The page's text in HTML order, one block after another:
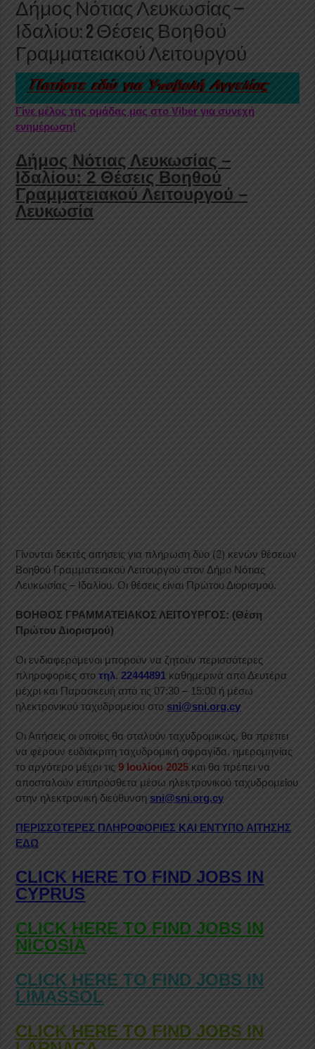
Δήμος Νότιας Λευκωσίας –
Ιδαλίου: 2 Θέσεις Βοηθού
Γραμματειακού Λειτουργού
Γίνε μέλος της ομάδας μας στο Viber για συνεχή
ενημέρωση!
Δήμος Νότιας Λευκωσίας –
Ιδαλίου: 2 Θέσεις Βοηθού
Γραμματειακού Λειτουργού –
Λευκωσία
Γίνονται δεκτές αιτήσεις για πλήρωση δύο (2) κενών θέσεων
Βοηθού Γραμματειακού Λειτουργού στον Δήμο Νότιας
Λευκωσίας – Ιδαλίου. Οι θέσεις είναι Πρώτου Διορισμού.
ΒΟΗΘΟΣ ΓΡΑΜΜΑΤΕΙΑΚΟΣ ΛΕΙΤΟΥΡΓΟΣ: (Θέση
Πρώτου Διορισμού)
Οι ενδιαφερόμενοι μπορούν να ζητούν περισσότερες
πληροφορίες στοτηλ. 22444891 καθημερινά από Δευτέρα
μέχρι και Παρασκευή από τις 07:30 – 15:00 ή μέσω
ηλεκτρονικού ταχυδρομείου στοsni@sni.org.cy
Οι Αιτήσεις οι οποίες θα σταλούν ταχυδρομικώς, θα πρέπει
να φέρουν ευδιάκριτη ταχυδρομική σφραγίδα, ημερομηνίας
το αργότερο μέχρι τις9 Ιουλίου 2025 και θα πρέπει να
αποσταλούν επιπρόσθετα μέσω ηλεκτρονικού ταχυδρομείου
στην ηλεκτρονική διεύθυνση sni@sni.org.cy
ΠΕΡΙΣΣΟΤΕΡΕΣ ΠΛΗΡΟΦΟΡΙΕΣ ΚΑΙ ΕΝΤΥΠΟ ΑΙΤΗΣΗΣ
ΕΔΩ
CLICK HERE TO FIND JOBS IN
CYPRUS
CLICK HERE TO FIND JOBS IN
NICOSIA
CLICK HERE TO FIND JOBS IN
LIMASSOL
CLICK HERE TO FIND JOBS IN